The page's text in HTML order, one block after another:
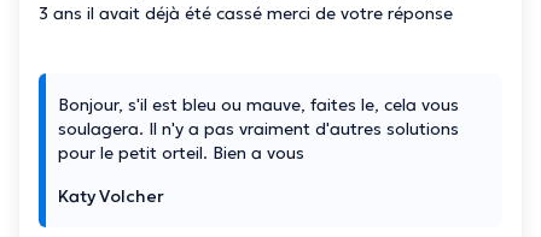
3 ans il avait déjà été cassé merci de votre réponse
Bonjour, s'il est bleu ou mauve, faites le, cela vous
soulagera. Il n'y a pas vraiment d'autres solutions
pour le petit orteil. Bien a vous
Katy Volcher